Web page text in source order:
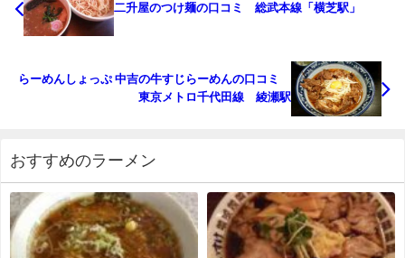
二升屋のつけ麺の口コミ 総武本線「横芝駅」
らーめんしょっぷ 中吉の牛すじらーめんの口コミ
東京メトロ千代田線 綾瀬駅
おすすめのラーメン